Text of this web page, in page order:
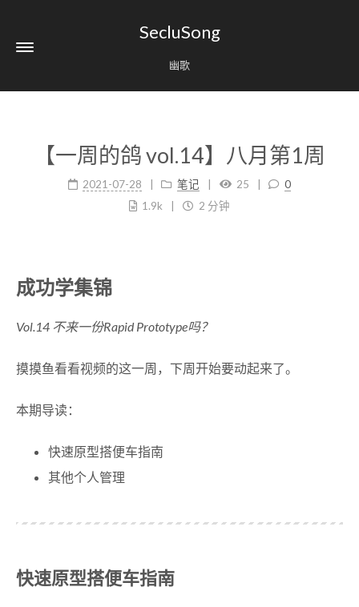
SecluSong
幽歌
【一周的鸽 vol.14】八月第1周
2021-07-28 笔记 25
0
1.9k
2 分钟
成功学集锦
Vol.14 不来一份Rapid Prototype吗？
摸摸鱼看看视频的这一周，下周开始要动起来了。
本期导读：
快速原型搭便车指南
其他个人管理
快速原型搭便车指南